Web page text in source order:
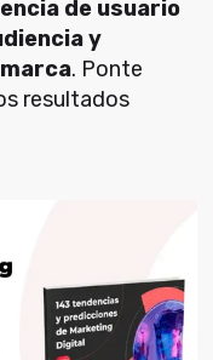
de usuario
y
. Ponte
resultados